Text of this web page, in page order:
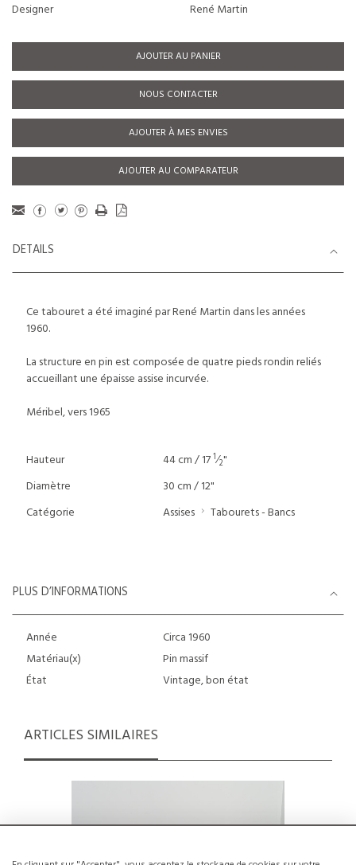
Designer
René Martin
AJOUTER AU PANIER
NOUS CONTACTER
AJOUTER À MES ENVIES
AJOUTER AU COMPARATEUR
DETAILS
Ce tabouret a été imaginé par René Martin dans les années
1960.
La structure en pin est composée de quatre pieds rondin reliés
accueillant une épaisse assise incurvée.
Méribel, vers 1965
Hauteur 44 cm / 171⁄2"
Diamètre
30 cm / 12"
Catégorie
Assises Tabourets - Bancs
PLUS D’INFORMATIONS
Année
Circa 1960
Matériau(x)
Pin massif
État
Vintage, bon état
ARTICLES SIMILAIRES